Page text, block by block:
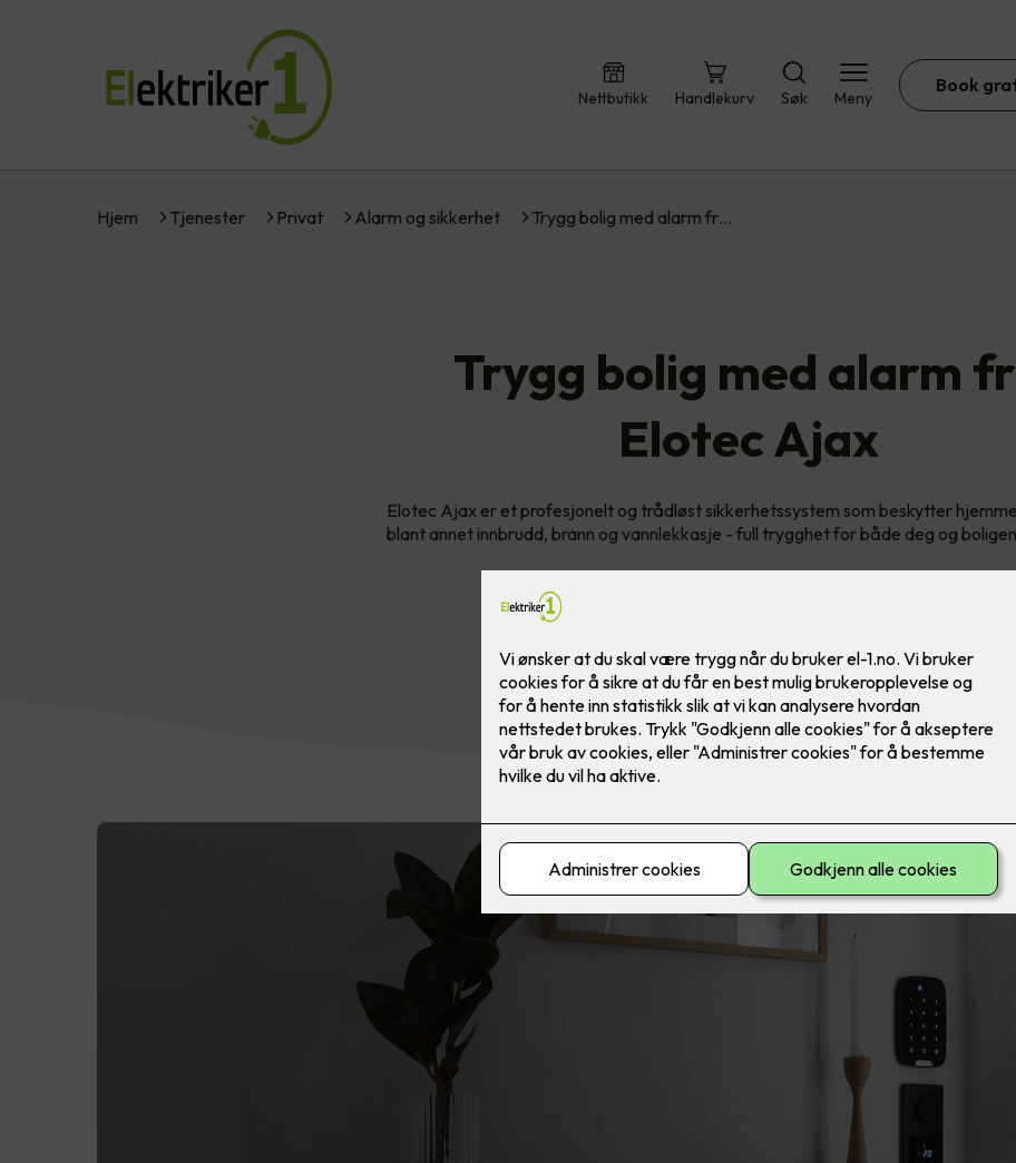
Nettbutikk Handlekurv Søk Meny
Book
Hjem Tjenester Privat Alarm og sikkerhet Trygg bolig med alarm fr…
Trygg bolig med alarm
Elotec Ajax
Elotec Ajax er et profesjonelt og trådløst sikkerhetssystem som beskytter
blant annet innbrudd, brann og vannlekkasje - full trygghet for både deg og